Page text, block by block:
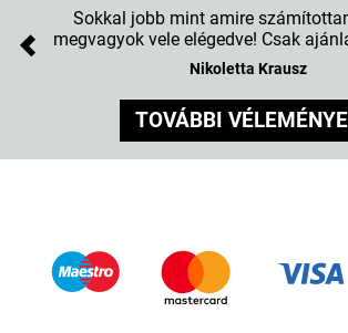
Sokkal jobb mint amire
megvagyok vele elégedve! Csak
Nikoletta Krausz
Previous
TOVÁBBI